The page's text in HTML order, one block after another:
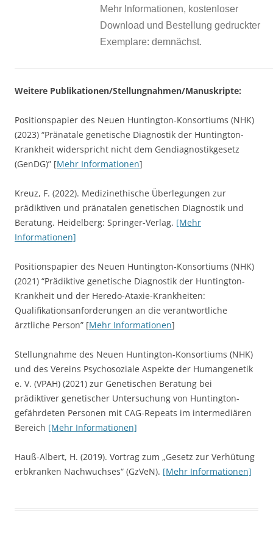
Mehr Informationen, kostenloser
Download und Bestellung gedruckter
Exemplare: demnächst.
Weitere Publikationen/Stellungnahmen/Manuskripte:
Positionspapier des Neuen Huntington-Konsortiums (NHK)
(2023) “Pränatale genetische Diagnostik der Huntington-
Krankheit widerspricht nicht dem Gendiagnostikgesetz
(GenDG)” [Mehr Informationen]
Kreuz, F. (2022). Medizinethische Überlegungen zur
prädiktiven und pränatalen genetischen Diagnostik und
Beratung. Heidelberg: Springer-Verlag. [Mehr
Informationen]
Positionspapier des Neuen Huntington-Konsortiums (NHK)
(2021) “Prädiktive genetische Diagnostik der Huntington-
Krankheit und der Heredo-Ataxie-Krankheiten:
Qualifikationsanforderungen an die verantwortliche
ärztliche Person” [Mehr Informationen]
Stellungnahme des Neuen Huntington-Konsortiums (NHK)
und des Vereins Psychosoziale Aspekte der Humangenetik
e. V. (VPAH) (2021) zur Genetischen Beratung bei
prädiktiver genetischer Untersuchung von Huntington-
gefährdeten Personen mit CAG-Repeats im intermediären
Bereich [Mehr Informationen]
Hauß-Albert, H. (2019). Vortrag zum „Gesetz zur Verhütung
erbkranken Nachwuchses“ (GzVeN). [Mehr Informationen]